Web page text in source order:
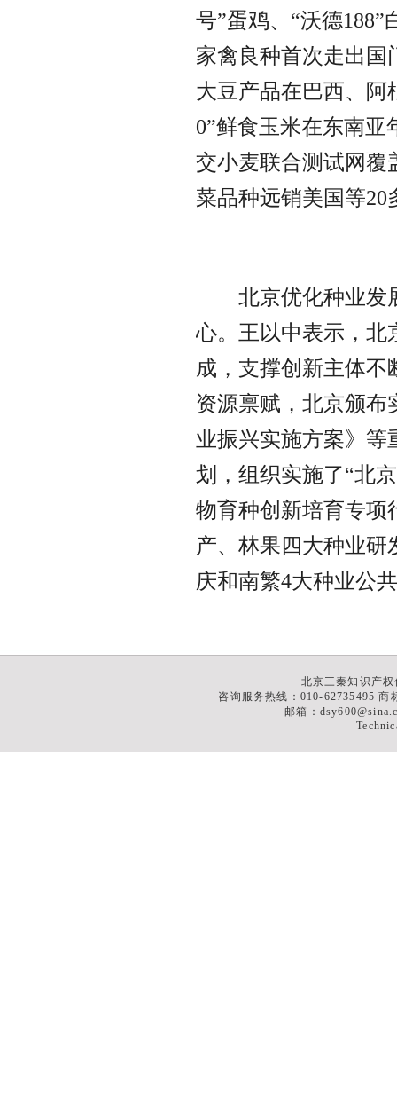
号”蛋鸡、“沃德
家禽良种首次走出国
大豆产品在巴西、阿
0”鲜食玉米在东南亚
交小麦联合测试网覆
心。王以中表示，北
成，支撑创新主体不
资源禀赋，北京颁布
业振兴实施方案》等
划，组织实施了“北
物育种创新培育专项
产、林果四大种业研
北京三秦知识产
咨询服务热线：010-62735495 商
邮箱：